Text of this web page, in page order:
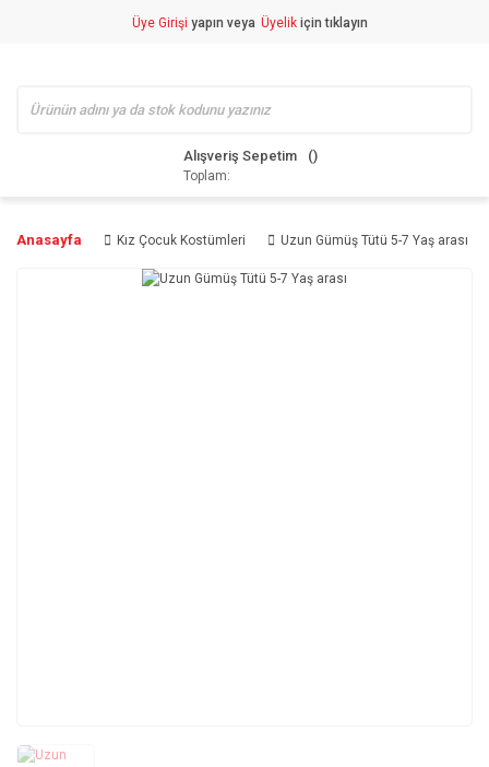
Üye Girişi yapın veya Üyelik için tıklayın
Alışveriş Sepetim
Toplam:
Anasayfa Kız Çocuk Kostümleri Uzun Gümüş Tütü 5-7 Yaş arası